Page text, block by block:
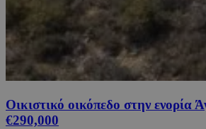
Οικιστικό οικόπεδο στην ενορία
€290,000